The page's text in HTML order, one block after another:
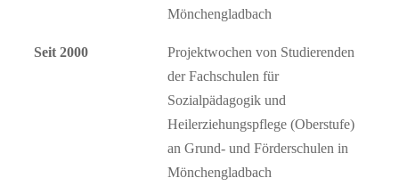
Mönchengladbach
Seit 2000
Projektwochen von Studierenden
der Fachschulen für
Sozialpädagogik und
Heilerziehungspflege (Oberstufe)
an Grund- und Förderschulen in
Mönchengladbach